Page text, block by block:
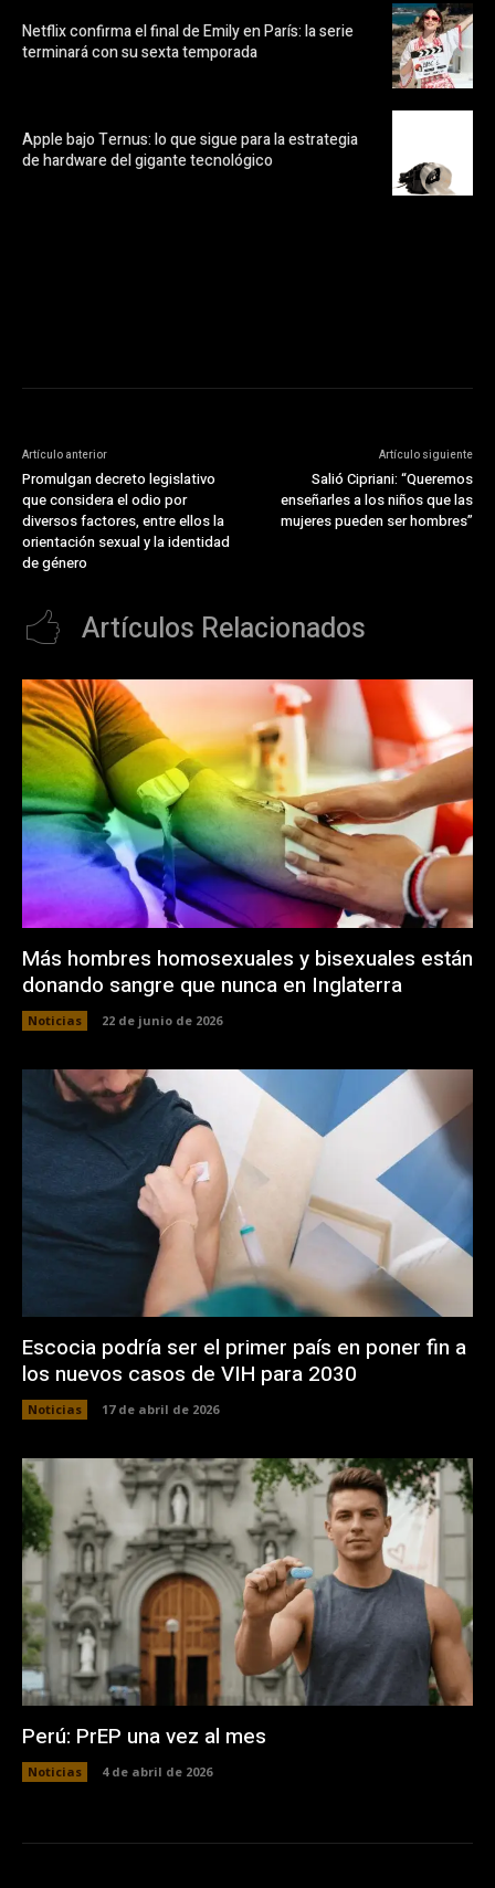
Netflix confirma el final de Emily en París: la serie
terminará con su sexta temporada
Apple bajo Ternus: lo que sigue para la estrategia
de hardware del gigante tecnológico
Artículo anterior
Promulgan decreto legislativo
que considera el odio por
diversos factores, entre ellos la
orientación sexual y la identidad
de género
Artículo siguiente
Salió Cipriani: “Queremos
enseñarles a los niños que las
mujeres pueden ser hombres”
Artículos Relacionados
Más hombres homosexuales y bisexuales están
donando sangre que nunca en Inglaterra
Noticias 22 de junio de 2026
Escocia podría ser el primer país en poner fin a
los nuevos casos de VIH para 2030
Noticias 17 de abril de 2026
Perú: PrEP una vez al mes
Noticias 4 de abril de 2026